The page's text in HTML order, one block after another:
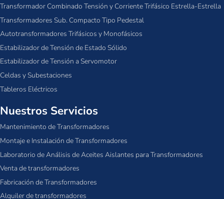
Transformador Combinado Tensión y Corriente Trifásico Estrella-Estrella
Transformadores Sub. Compacto Tipo Pedestal
Autotransformadores Trifásicos y Monofásicos
Estabilizador de Tensión de Estado Sólido
Estabilizador de Tensión a Servomotor
Celdas y Subestaciones
Tableros Eléctricos
Nuestros Servicios
Mantenimiento de Transformadores
Montaje e Instalación de Transformadores
Laboratorio de Análisis de Aceites Aislantes para Transformadores
Venta de transformadores
Fabricación de Transformadores
Alquiler de transformadores